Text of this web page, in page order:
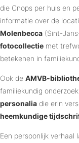
die Cnops per huis en
informatie over de
Molenbecca (Sint-
fotocollectie met
betekenen in
Ook de AMVB-
familiekundig
personalia die erin
heemkundige
Een persoonlijk verhaal